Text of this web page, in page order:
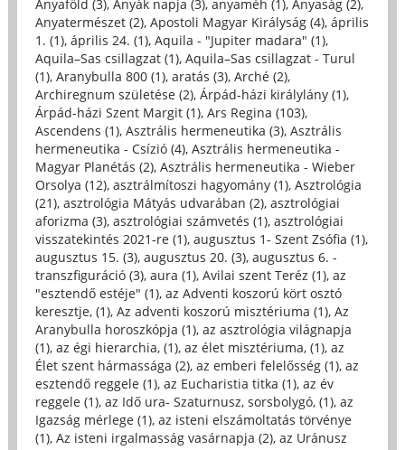
Anyaföld (3), Anyák napja (3), anyaméh (1), Anyaság (2),
Anyatermészet (2), Apostoli Magyar Királyság (4), április
1. (1), április 24. (1), Aquila - "Jupiter madara" (1),
Aquila–Sas csillagzat (1), Aquila–Sas csillagzat - Turul
(1), Aranybulla 800 (1), aratás (3), Arché (2),
Archiregnum születése (2), Árpád-házi királylány (1),
Árpád-házi Szent Margit (1), Ars Regina (103),
Ascendens (1), Asztrális hermeneutika (3), Asztrális
hermeneutika - Csízió (4), Asztrális hermeneutika -
Magyar Planétás (2), Asztrális hermeneutika - Wieber
Orsolya (12), asztrálmítoszi hagyomány (1), Asztrológia
(21), asztrológia Mátyás udvarában (2), asztrológiai
aforizma (3), asztrológiai számvetés (1), asztrológiai
visszatekintés 2021-re (1), augusztus 1- Szent Zsófia (1),
augusztus 15. (3), augusztus 20. (3), augusztus 6. -
transzfiguráció (3), aura (1), Avilai szent Teréz (1), az
"esztendő estéje" (1), az Adventi koszorú kört osztó
keresztje, (1), Az adventi koszorú misztériuma (1), Az
Aranybulla horoszkópja (1), az asztrológia világnapja
(1), az égi hierarchia, (1), az élet misztériuma, (1), az
Élet szent hármassága (2), az emberi felelősség (1), az
esztendő reggele (1), az Eucharistia titka (1), az év
reggele (1), az Idő ura- Szaturnusz, sorsbolygó, (1), az
Igazság mérlege (1), az isteni elszámoltatás törvénye
(1), Az isteni irgalmasság vasárnapja (2), az Uránusz